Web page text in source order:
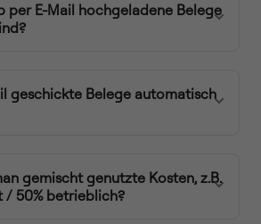
per E-Mail hochgeladene Belege
geschickte Belege automatisch
gemischt genutzte Kosten, z.B.
/ 50% betrieblich?